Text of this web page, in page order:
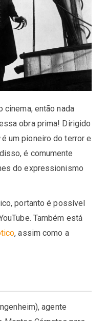
cinema, então nada
obra prima! Dirigido
é um pioneiro do terror e
é comumente
do expressionismo
portanto é possível
Também está
, assim como a
agente